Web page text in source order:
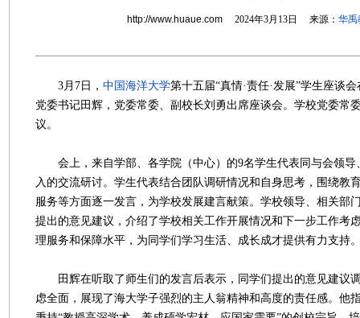
http://www.huaue.com2024年3月13日 来源： 华禹
3月7日， 中国海洋大学第十五届“真情·责任·发展”学生座谈
党委书记田辉，党委常委、副校长刘勇出席座谈会。学校党委常
议。
会上，来自学部、各学院（中心）的9名学生代表同与会领导
入的交流研讨。学生代表结合团队调研情况和自身思考，围绕教
服务等方面逐一发言，为学校发展建言献策。学校领导、相关部
提出的意见建议，介绍了学校相关工作开展情况和下一步工作考
理服务和保障水平，为同学们学习生活、成长成才提供有力支持
田辉在听取了师生们的发言后表示，同学们提出的意见建议
虑全面，展现了海大学子强烈的主人翁精神和高度的责任感。他